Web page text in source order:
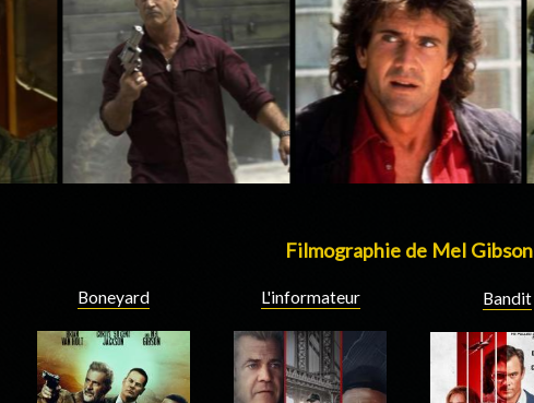
Filmographie de Mel Gibson
Boneyard L'informateur Bandit